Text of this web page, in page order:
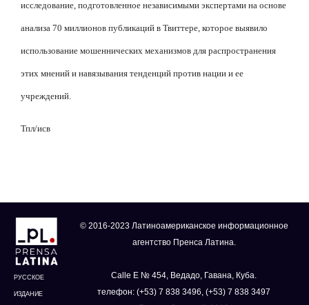
исследование, подготовленное независимыми экспертами на основе
анализа 70 миллионов публикаций в Твиттере, которое выявило
использование мошеннических механизмов для распространения
этих мнений и навязывания тенденций против нации и ее
учреждений.
Тпл/исв
РУССКОЕ
ИЗДАНИЕ
© 2016-2023 Латиноамериканское информационное
агентство Пренса Латина.
Calle E № 454, Ведадо, Гавана, Куба.
телефон: (+53) 7 838 3496, (+53) 7 838 3497